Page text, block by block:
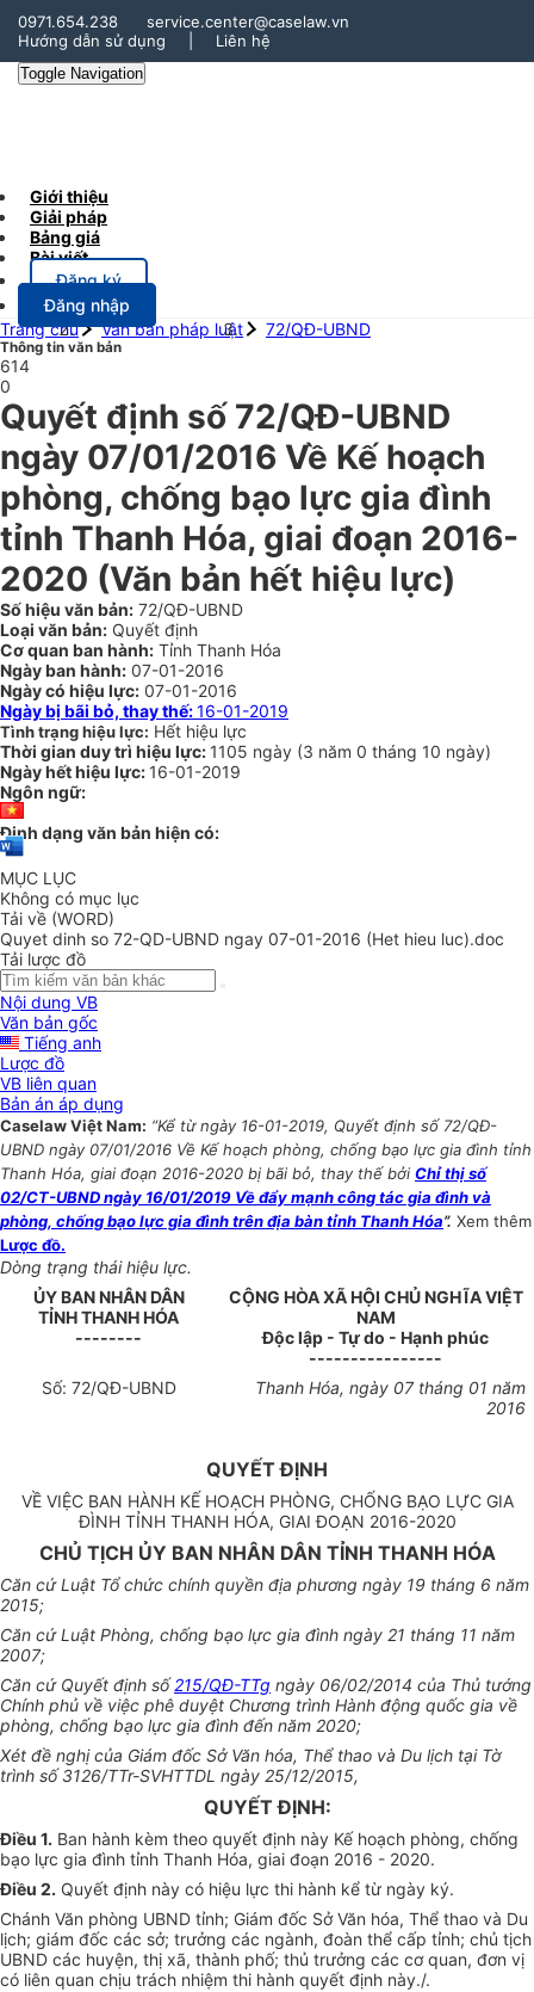
0971.654.238
service.center@caselaw.vn
Hướng dẫn sử dụng
Liên hệ
Toggle Navigation
Giới thiệu
Giải pháp
Bảng giá
Bài viết
Đăng ký
Đăng nhập
Trang chủ
Văn bản pháp luật 72/QĐ-UBND
Thông tin văn bản
614
0
Quyết định số 72/QĐ-UBND
ngày 07/01/2016 Về Kế hoạch
phòng, chống bạo lực gia đình
tỉnh Thanh Hóa, giai đoạn 2016-
2020 (Văn bản hết hiệu lực)
Số hiệu văn bản: 72/QĐ-UBND
Loại văn bản: Quyết định
Cơ quan ban hành: Tỉnh Thanh Hóa
Ngày ban hành: 07-01-2016
Ngày có hiệu lực: 07-01-2016
Ngày bị bãi bỏ, thay thế:16-01-2019
Tình trạng hiệu lực: Hết hiệu lực
Thời gian duy trì hiệu lực: 1105 ngày (3 năm 0 tháng 10 ngày)
Ngày hết hiệu lực: 16-01-2019
Ngôn ngữ:
Định dạng văn bản hiện có:
MỤC LỤC
Không có mục lục
Tải về (WORD)
Quyet dinh so 72-QD-UBND ngay 07-01-2016 (Het hieu luc).doc
Tải lược đồ
Nội dung VB
Văn bản gốc
Tiếng anh
Lược đồ
VB liên quan
Bản án áp dụng
Caselaw Việt Nam: “Kể từ ngày 16-01-2019, Quyết định số 72/QĐ-
UBND ngày 07/01/2016 Về Kế hoạch phòng, chống bạo lực gia đình tỉnh
Thanh Hóa, giai đoạn 2016-2020 bị bãi bỏ, thay thế bởi Chỉ thị số
02/CT-UBND ngày 16/01/2019 Về đẩy mạnh công tác gia đình và
phòng, chống bạo lực gia đình trên địa bàn tỉnh Thanh Hóa”. Xem thêm
Lược đồ.
Dòng trạng thái hiệu lực.
ỦY BAN NHÂN DÂN
TỈNHTHANH HÓA
--------
CỘNG HÒA XÃ HỘI CHỦ NGHĨA VIỆT
NAM
Độc lập - Tự do - Hạnh phúc
----------------
Số: 72/QĐ-UBND Thanh Hóa, ngày 07tháng 01 năm
2016
QUYẾT ĐỊNH
VỀ VIỆC BAN HÀNH KẾ HOẠCH PHÒNG, CHỐNG BẠO LỰC GIA
ĐÌNH TỈNH THANH HÓA, GIAI ĐOẠN 2016-2020
CHỦ TỊCH ỦY BAN NHÂN DÂN TỈNH THANH HÓA
Căn cứ Luật Tổ chức chính quyền địa phương ngày 19 tháng 6 năm
2015;
Căn cứ Luật Phòng, chống bạo lực gia đình ngày 21 tháng 11 năm
2007;
Căn cứ Quyết định số215/QĐ-TTg ngày 06/02/2014 của Thủ tướng
Chính phủ về việc phê duyệt Chương trình Hành động quốc gia về
phòng, chống bạo lực gia đình đến năm 2020;
Xét đề nghị của Giám đốc Sở Văn hóa, Thể thao và Du lịch tại Tờ
trình số 3126/TTr-SVHTTDL ngày 25/12/2015,
QUYẾT ĐỊNH:
Điều 1. Ban hành kèm theo quyết định này Kế hoạch phòng, chống
bạo lực gia đình tỉnh Thanh Hóa, giai đoạn 2016 - 2020.
Điều 2. Quyết định này có hiệu lực thi hành kể từ ngày ký.
Chánh Văn phòng UBND tỉnh; Giám đốc Sở Văn hóa, Thể thao và Du
lịch; giám đốc các sở; trưởng các ngành, đoàn thể cấp tỉnh; chủ tịch
UBND các huyện, thị xã, thành phố; thủ trưởng các cơ quan, đơn vị
có liên quan chịu trách nhiệm thi hành quyết định này./.